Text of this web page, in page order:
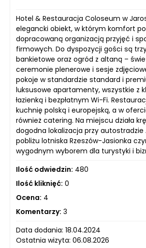
Hotel & Restauracja Coloseum w
elegancki obiekt, w którym komfort
dopracowaną organizacją przyjęć i
firmowych. Do dyspozycji gości są
bankietowe oraz ogród z altaną –
ceremonie plenerowe i sesje
pokoje w standardzie standard i
luksusowe apartamenty, wszystkie z
łazienką i bezpłatnym Wi-Fi.
kuchnię polską i europejską, a w
również catering. Na miejscu działa
dogodna lokalizacja przy autostradzie
pobliżu lotniska Rzeszów-Jasionka
wygodnym wyborem dla turystyki i
Ilość odwiedzin: 480
Ilość kliknięć: 0
Ocena: 4
Komentarzy: 3
Data dodania: 18.04.2024
Ostatnia wizyta: 06.08.2026